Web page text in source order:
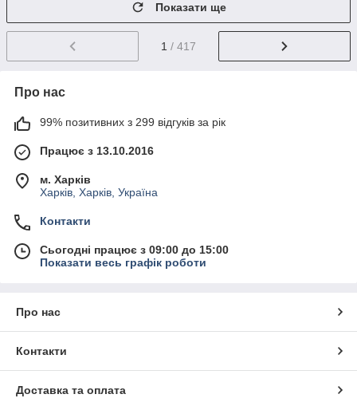
Показати ще
1 / 417
Про нас
99% позитивних з 299 відгуків за рік
Працює з 13.10.2016
м. Харків
Харків, Харків, Україна
Контакти
Сьогодні працює з 09:00 до 15:00
Показати весь графік роботи
Про нас
Контакти
Доставка та оплата